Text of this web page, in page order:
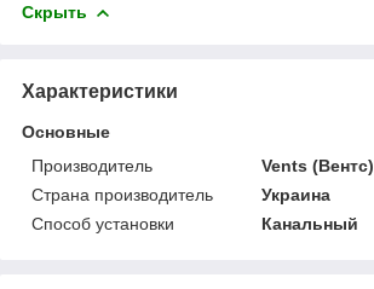
Скрыть
Характеристики
Основные
Производитель
Vents (Вентс)
Страна производитель
Украина
Способ установки
Канальный